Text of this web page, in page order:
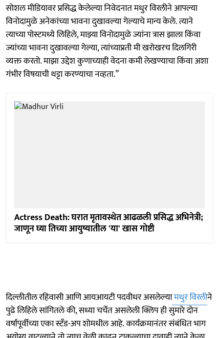
सोशल मीडियावर प्रसिद्ध केलेल्या निवेदनात मधुर विरलीने आपल्या
विनोदामुळे अनेकांच्या भावना दुखावल्या गेल्याचे मान्य केले. त्याने
त्याच्या पोस्टमध्ये लिहिले, माझ्या विनोदामुळे ज्यांना त्रास झाला किंवा
ज्यांच्या भावना दुखावल्या गेल्या, त्यांच्याप्रती मी खरोखरच दिलगिरी
व्यक्त करतो. माझा उद्देश कुणाच्याही वेदना कमी लेखण्याचा किंवा अशा
गंभीर विषयाची थट्टा करण्याचा नव्हता.”
Actress Death: घरात मृतावस्थेत आढळली प्रसिद्ध अभिनेत्री;
जाणून घ्या तिच्या आयुष्यातील 'या' खास गोष्टी
दिल्लीतील रहिवासी आणि आयआयटी पदवीधर असलेल्यामधुर विरलीने
पुढे लिहिले सांगितले की, सध्या चर्चेत असलेली क्लिप ही सुमारे दोन
वर्षांपूर्वीच्या एका स्टँड-अप शोमधील आहे. कार्यक्रमानंतर संबंधित भाग